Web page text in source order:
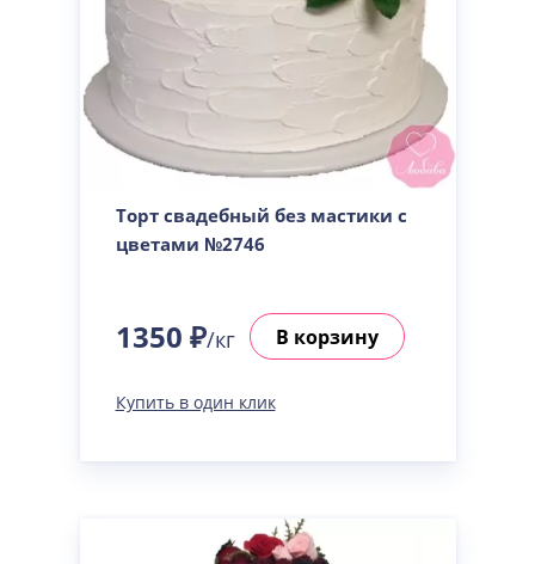
Торт свадебный без мастики с
цветами №2746
1350 ₽/кг В корзину
Купить в один клик